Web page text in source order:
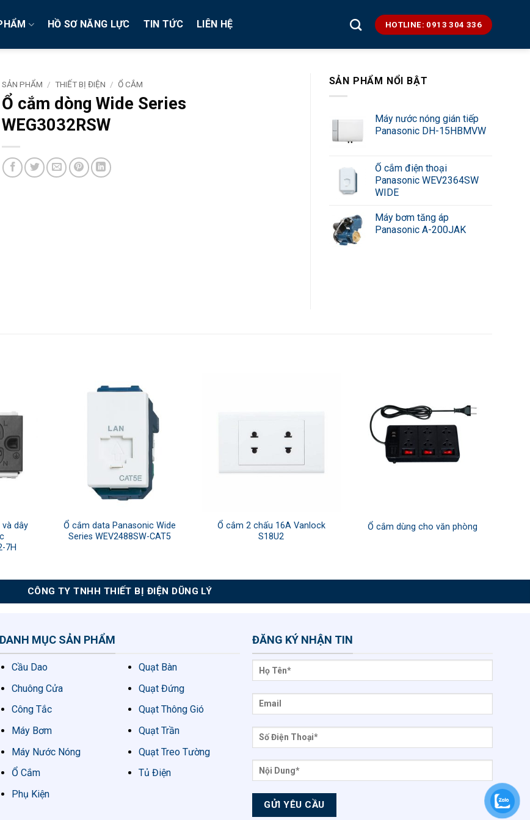
HỒ SƠ NĂNG LỰC TIN TỨC LIÊN HỆ HOTLINE: 0913 304 336
SẢN PHẨM / THIẾT BỊ ĐIỆN / Ổ CẮM
Ổ cắm dòng Wide Series
WEG3032RSW
SẢN PHẨM NỔI BẬT
Máy nước nóng gián tiếp
Panasonic DH-15HBMVW
Ổ cắm điện thoại
Panasonic WEV2364SW
WIDE
Máy bơm tăng áp
Panasonic A-200JAK
dây
7H
Ổ cắm data Panasonic Wide
Series WEV2488SW-CAT5
Ổ cắm 2 chấu 16A Vanlock
S18U2
Ổ cắm dùng cho văn phòng
CÔNG TY TNHH THIẾT BỊ ĐIỆN DŨNG LÝ
DANH MỤC SẢN PHẨM
Cầu Dao
Chuông Cửa
Công Tắc
Máy Bơm
Máy Nước Nóng
Ổ Cắm
Phụ Kiện
Quạt Bàn
Quạt Đứng
Quạt Thông Gió
Quạt Trần
Quạt Treo Tường
Tủ Điện
ĐĂNG KÝ NHẬN TIN